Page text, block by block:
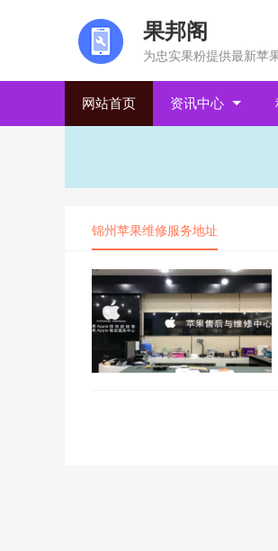
果邦阁
为忠实果粉提供最新苹
网站首页 资讯中心
锦州苹果维修服务地址